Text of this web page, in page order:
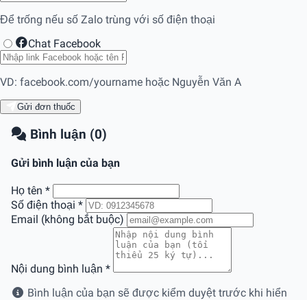
Để trống nếu số Zalo trùng với số điện thoại
Chat Facebook
VD: facebook.com/yourname hoặc Nguyễn Văn A
Gửi đơn thuốc
Bình luận (0)
Gửi bình luận của bạn
Họ tên *
Số điện thoại *
Email (không bắt buộc)
Nội dung bình luận *
Bình luận của bạn sẽ được kiểm duyệt trước khi hiển